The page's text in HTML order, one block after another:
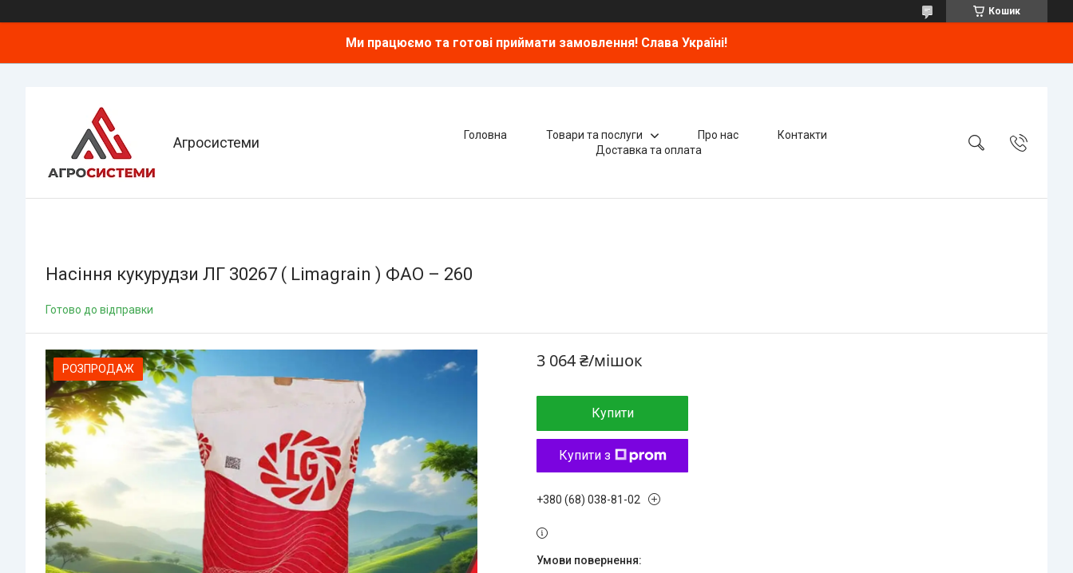
Кошик
Ми працюємо та готові приймати замовлення! Слава Україні!
Агросистеми Головна Товари та послуги Про нас
Контакти
Доставка та оплата
Насіння кукурудзи ЛГ 30267 ( Limagrain ) ФАО – 260
Готово до відправки
РОЗПРОДАЖ 3 064 ₴/мішок
Купити
Купити з
+380 (68) 038-81-02